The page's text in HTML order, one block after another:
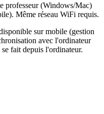
professeur (Windows/Mac)
Même réseau WiFi requis.
sur mobile (gestion
avec l'ordinateur
fait depuis l'ordinateur.